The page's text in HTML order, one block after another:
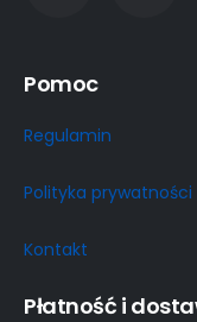
Pomoc
Regulamin
Polityka prywatności
Kontakt
Płatność i